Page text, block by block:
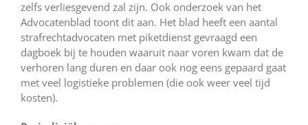
zelfs verliesgevend zal zijn. Ook onderzoek van het
Advocatenblad toont dit aan. Het blad heeft een aantal
strafrechtadvocaten met piketdienst gevraagd een
dagboek bij te houden waaruit naar voren kwam dat de
verhoren lang duren en daar ook nog eens gepaard gaat
met veel logistieke problemen (die ook weer veel tijd
kosten).